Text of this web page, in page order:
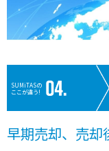
SUMiTASの
ここが違う!
早期売却、売